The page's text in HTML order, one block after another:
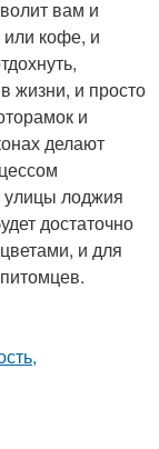
вам и
или кофе, и
жизни, и просто
и
делают
улицы лоджия
достаточно
и для